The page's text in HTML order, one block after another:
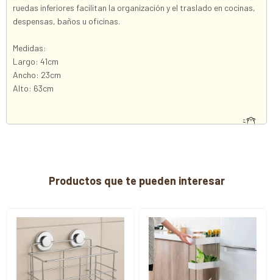
ruedas inferiores facilitan la organización y el traslado en cocinas,
despensas, baños u oficinas.
Medidas:
Largo: 41cm
Ancho: 23cm
Alto: 63cm
Productos que te pueden interesar